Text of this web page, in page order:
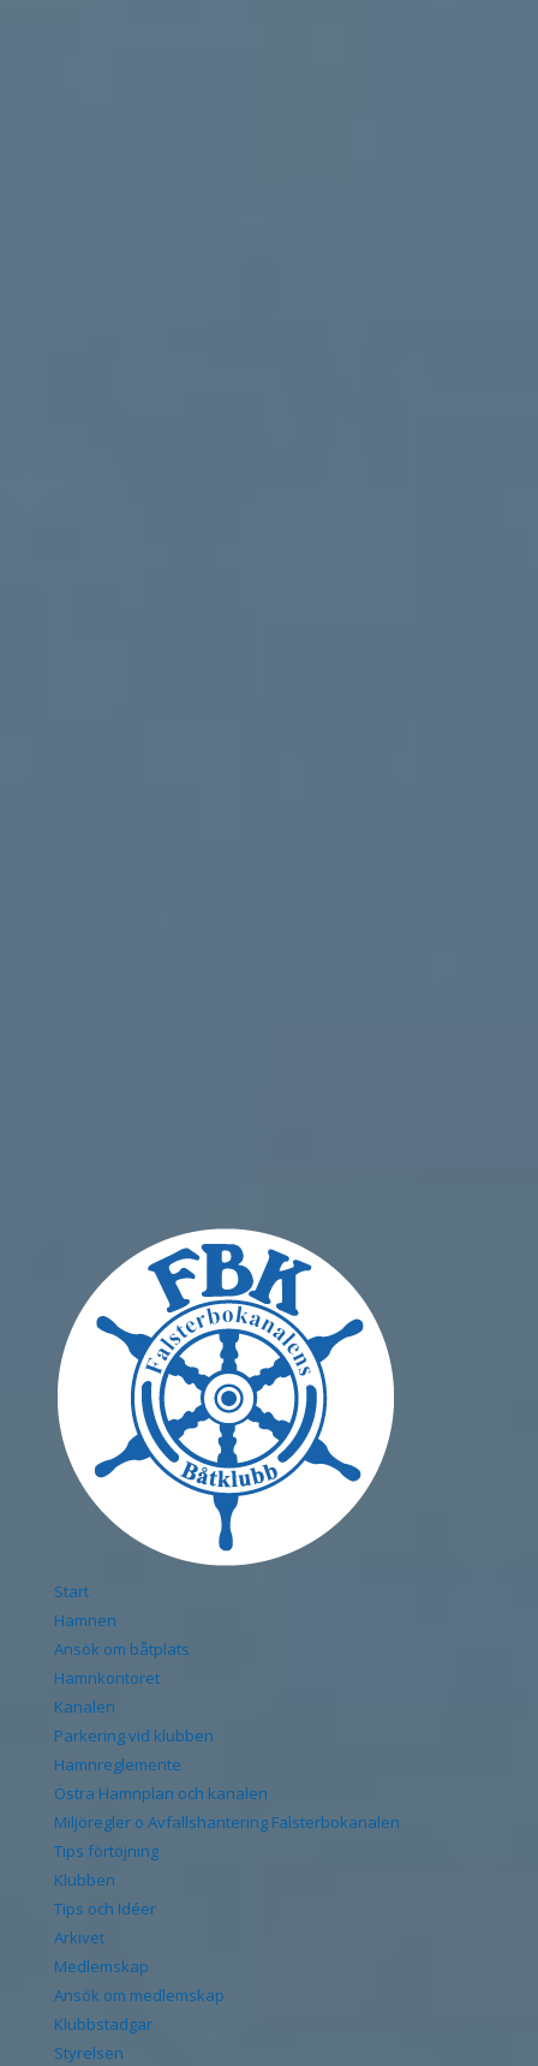
Start
Hamnen
Ansök om båtplats
Hamnkontoret
Kanalen
Parkering vid klubben
Hamnreglemente
Östra Hamnplan och kanalen
Miljöregler o Avfallshantering Falsterbokanalen
Tips förtöjning
Klubben
Tips och Idéer
Arkivet
Medlemskap
Ansök om medlemskap
Klubbstadgar
Styrelsen